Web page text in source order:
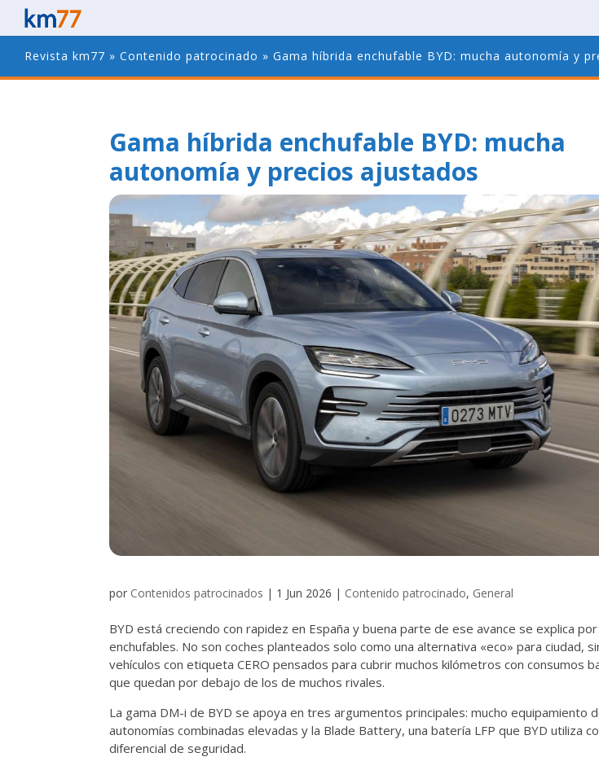
Revista km77 » Contenido patrocinado » Gama híbrida enchufable BYD: mucha autonomía y
Gama híbrida enchufable BYD: mucha
autonomía y precios ajustados
por Contenidos patrocinados | 1 Jun 2026 | Contenido patrocinado, General
BYD está creciendo con rapidez en España y buena parte de ese avance se explica
enchufables. No son coches planteados solo como una alternativa «eco» para ciudad,
vehículos con etiqueta CERO pensados para cubrir muchos kilómetros con consumos
que quedan por debajo de los de muchos rivales.
La gama DM-i de BYD se apoya en tres argumentos principales: mucho equipamiento
autonomías combinadas elevadas y la Blade Battery, una batería LFP que BYD utiliza
diferencial de seguridad.